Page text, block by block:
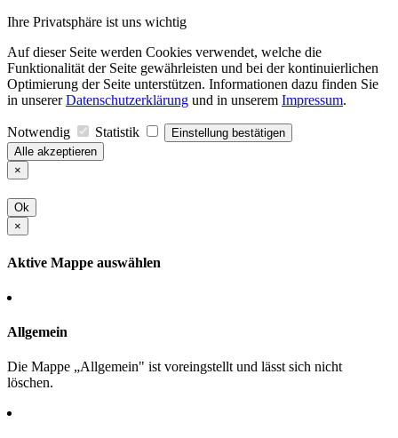
Ihre Privatsphäre ist uns wichtig
Auf dieser Seite werden Cookies verwendet, welche die
Funktionalität der Seite gewährleisten und bei der kontinuierlichen
Optimierung der Seite unterstützen. Informationen dazu finden Sie
in unsererDatenschutzerklärung und in unserem Impressum.
Notwendig Statistik
Einstellung bestätigen
Alle akzeptieren
×
Ok
×
Aktive Mappe auswählen
Allgemein
Die Mappe „Allgemein" ist voreingstellt und lässt sich nicht
löschen.